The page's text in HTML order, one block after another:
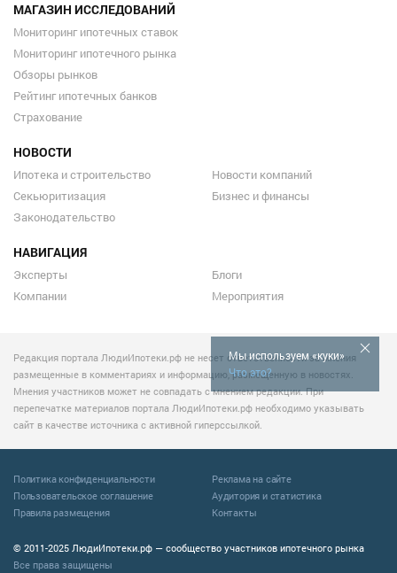
Мы используем «куки»
Что это?
МАГАЗИН ИССЛЕДОВАНИЙ
Мониторинг ипотечных ставок
Мониторинг ипотечного рынка
Обзоры рынков
Рейтинг ипотечных банков
Страхование
НОВОСТИ
Ипотека и строительство
Секьюритизация
Законодательство
Новости компаний
Бизнес и финансы
НАВИГАЦИЯ
Эксперты
Компании
Блоги
Мероприятия
Редакция портала ЛюдиИпотеки.рф не несет ответственности за мнения
размещенные в комментариях и информацию, размещенную в новостях.
Мнения участников может не совпадать с мнением редакции. При
перепечатке материалов портала ЛюдиИпотеки.рф необходимо указывать
сайт в качестве источника с активной гиперссылкой.
© 2011-2025 ЛюдиИпотеки.рф — сообщество участников ипотечного рынка
Все права защищены
Политика конфиденциальности
Пользовательское соглашение
Правила размещения
Реклама на сайте
Аудитория и статистика
Контакты